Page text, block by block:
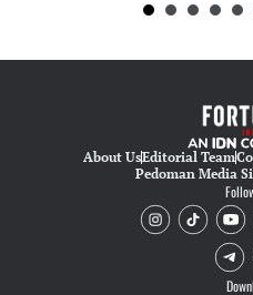
About UsEditorial Team
Pedoman Media